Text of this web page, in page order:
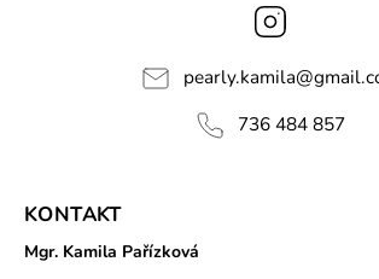
pearly.kamila@
736 484 857
KONTAKT
Mgr. Kamila Pařízková